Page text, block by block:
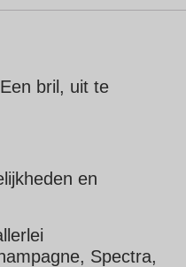
bril, uit te
en
Spectra,